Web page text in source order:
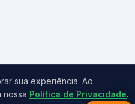
sua experiência. Ao
nossa Política de Privacidade.